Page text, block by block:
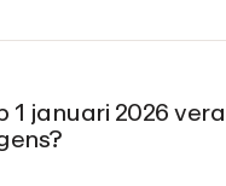
1 januari 2026